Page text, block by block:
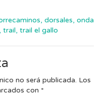
, dorsales, onda
, trail, trail el gallo
no será publicada. Los
con *